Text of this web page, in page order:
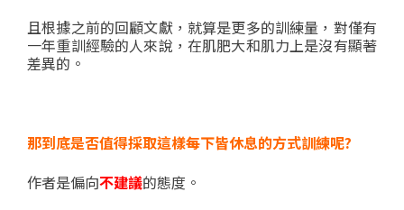
且根據之前的回顧文獻，就算是更多的訓練量，對僅有
一年重訓經驗的人來說，在肌肥大和肌力上是沒有顯著
差異的。
那到底是否值得採取這樣每下皆休息的方式訓練呢?
作者是偏向不建議的態度。